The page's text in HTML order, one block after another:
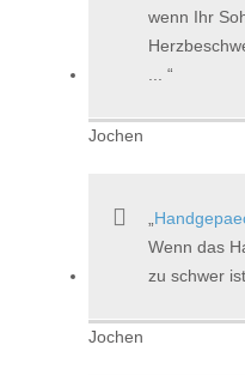
wenn Ihr
...
Jochen
Wenn das
zu schwer
Jochen